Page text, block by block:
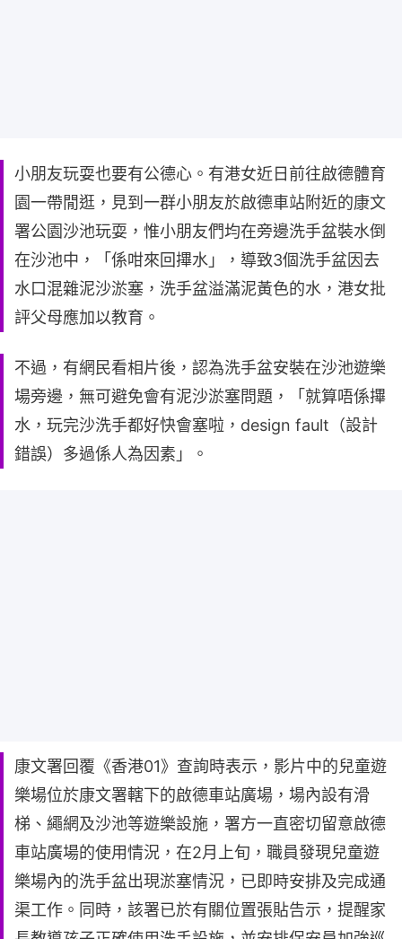
小朋友玩耍也要有公德心。有港女近日前往啟德體育
園一帶閒逛，見到一群小朋友於啟德車站附近的康文
署公園沙池玩耍，惟小朋友們均在旁邊洗手盆裝水倒
在沙池中，「係咁來回𢳂水」，導致3個洗手盆因去
水口混雜泥沙淤塞，洗手盆溢滿泥黃色的水，港女批
評父母應加以教育。
不過，有網民看相片後，認為洗手盆安裝在沙池遊樂
場旁邊，無可避免會有泥沙淤塞問題，「就算唔係𢳂
水，玩完沙洗手都好快會塞啦，design fault（設計
錯誤）多過係人為因素」。
康文署回覆《香港01》查詢時表示，影片中的兒童遊
樂場位於康文署轄下的啟德車站廣場，場內設有滑
梯、繩網及沙池等遊樂設施，署方一直密切留意啟德
車站廣場的使用情況，在2月上旬，職員發現兒童遊
樂場內的洗手盆出現淤塞情況，已即時安排及完成通
渠工作。同時，該署已於有關位置張貼告示，提醒家